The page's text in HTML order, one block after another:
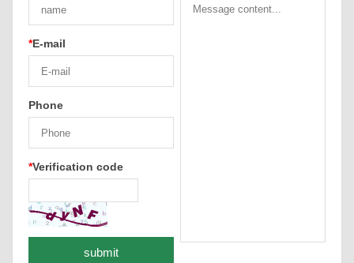
*E-mail
Phone
*Verification code